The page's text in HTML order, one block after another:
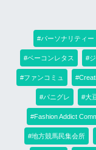
#パーソナリティー
#ベーコンレタス #
#ファンコミュ
#パニグレ #大
#Fashion Addict
#地方競馬民集会所